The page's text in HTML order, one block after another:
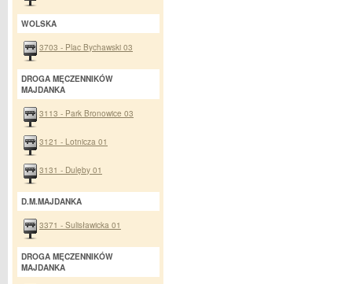
WOLSKA
3703 - Plac Bychawski 03
DROGA MĘCZENNIKÓW
MAJDANKA
3113 - Park Bronowice 03
3121 - Lotnicza 01
3131 - Dulęby 01
D.M.MAJDANKA
3371 - Sulisławicka 01
DROGA MĘCZENNIKÓW
MAJDANKA